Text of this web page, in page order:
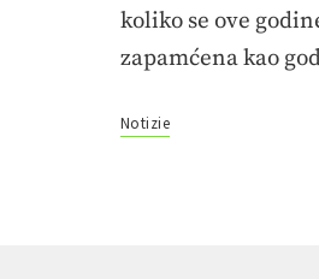
koliko se ove
zapamćena kao
Notizie